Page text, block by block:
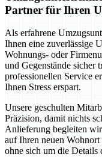
Partner für Ihren
Als erfahrene
Ihnen eine zuverlässige
Wohnungs- oder
und Gegenstände sicher
professionellen Service
Ihnen Stress erspart.
Unsere geschulten
Präzision, damit nichts
Anlieferung begleiten
auf Ihren neuen Wohnort
ohne sich um die Details